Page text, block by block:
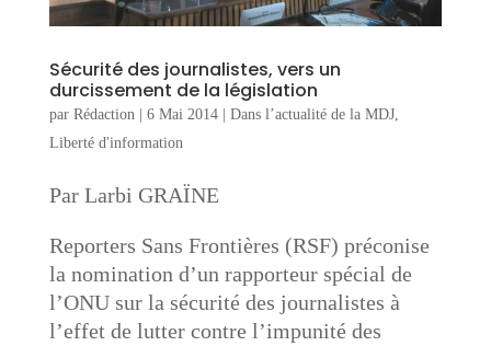
Sécurité des journalistes, vers un
durcissement de la législation
par Rédaction| 6 Mai 2014| Dans l’actualité de la MDJ,
Liberté d'information
Par Larbi GRAÏNE
Reporters Sans Frontières (RSF) préconise
la nomination d’un rapporteur spécial de
l’ONU sur la sécurité des journalistes à
l’effet de lutter contre l’impunité des